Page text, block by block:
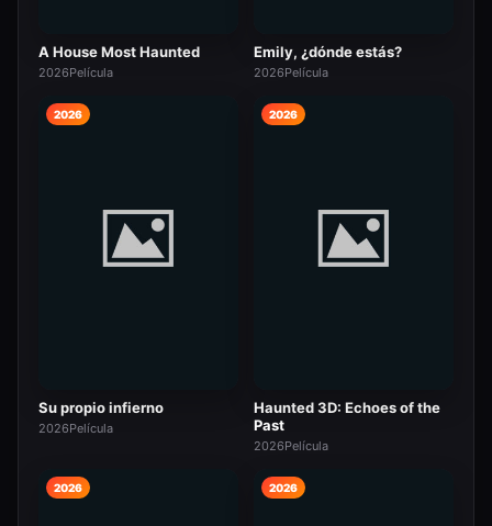
A House Most Haunted
2026Película
Emily, ¿dónde estás?
2026Película
2026
Su propio infierno
2026Película
2026
Haunted 3D: Echoes of the
Past
2026Película
2026 2026